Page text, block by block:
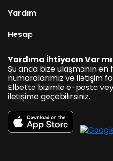
Yardım
Hesap
Yardıma İhtiyacın Var
Şu anda bize ulaşmanın en
numaralarımız ve iletişim
Elbette bizimle e-posta
iletişime geçebilirsiniz.